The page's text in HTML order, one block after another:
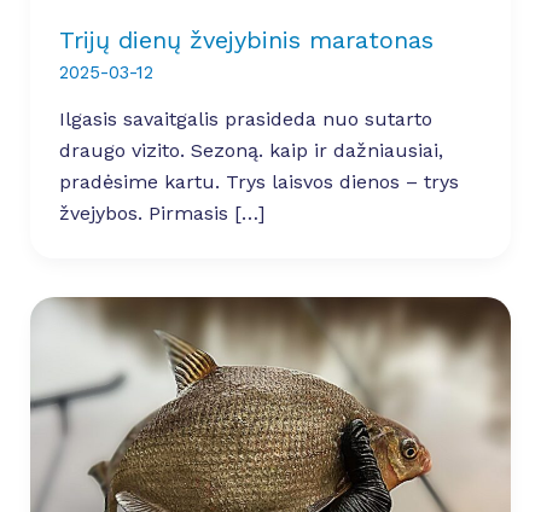
Trijų dienų žvejybinis maratonas
2025-03-12
Ilgasis savaitgalis prasideda nuo sutarto
draugo vizito. Sezoną. kaip ir dažniausiai,
pradėsime kartu. Trys laisvos dienos – trys
žvejybos. Pirmasis […]